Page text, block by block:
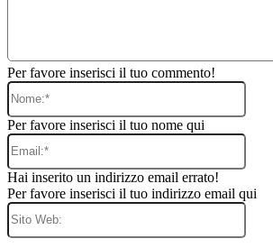
Per favore inserisci il tuo commento!
Per favore inserisci il tuo nome qui
Hai inserito un indirizzo email errato!
Per favore inserisci il tuo indirizzo email qui
Sito